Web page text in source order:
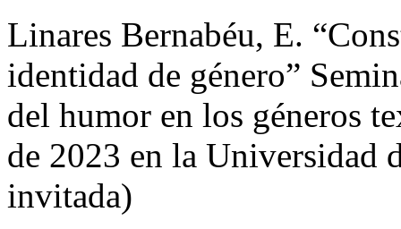
Linares Bernabéu, E.
identidad de género”
del humor en los géneros
de 2023 en la Universidad
invitada)